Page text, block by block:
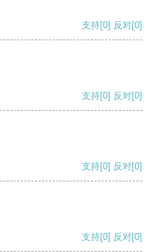
支持[0] 反对[0]
支持[0] 反对[0]
支持[0] 反对[0]
支持[0] 反对[0]